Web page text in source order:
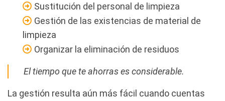
Sustitución del personal de limpieza
Gestión de las existencias de material de
limpieza
Organizar la eliminación de residuos
El tiempo que te ahorras es considerable.
La gestión resulta aún más fácil cuando cuentas